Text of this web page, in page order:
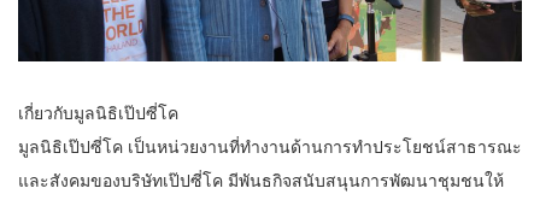
เกี่ยวกับมูลนิธิเป๊ปซี่โค
มูลนิธิเป๊ปซี่โค เป็นหน่วยงานที่ทำงานด้านการทำประโยชน์สาธารณะ
และสังคมของบริษัทเป๊ปซี่โค มีพันธกิจสนับสนุนการพัฒนาชุมชนให้